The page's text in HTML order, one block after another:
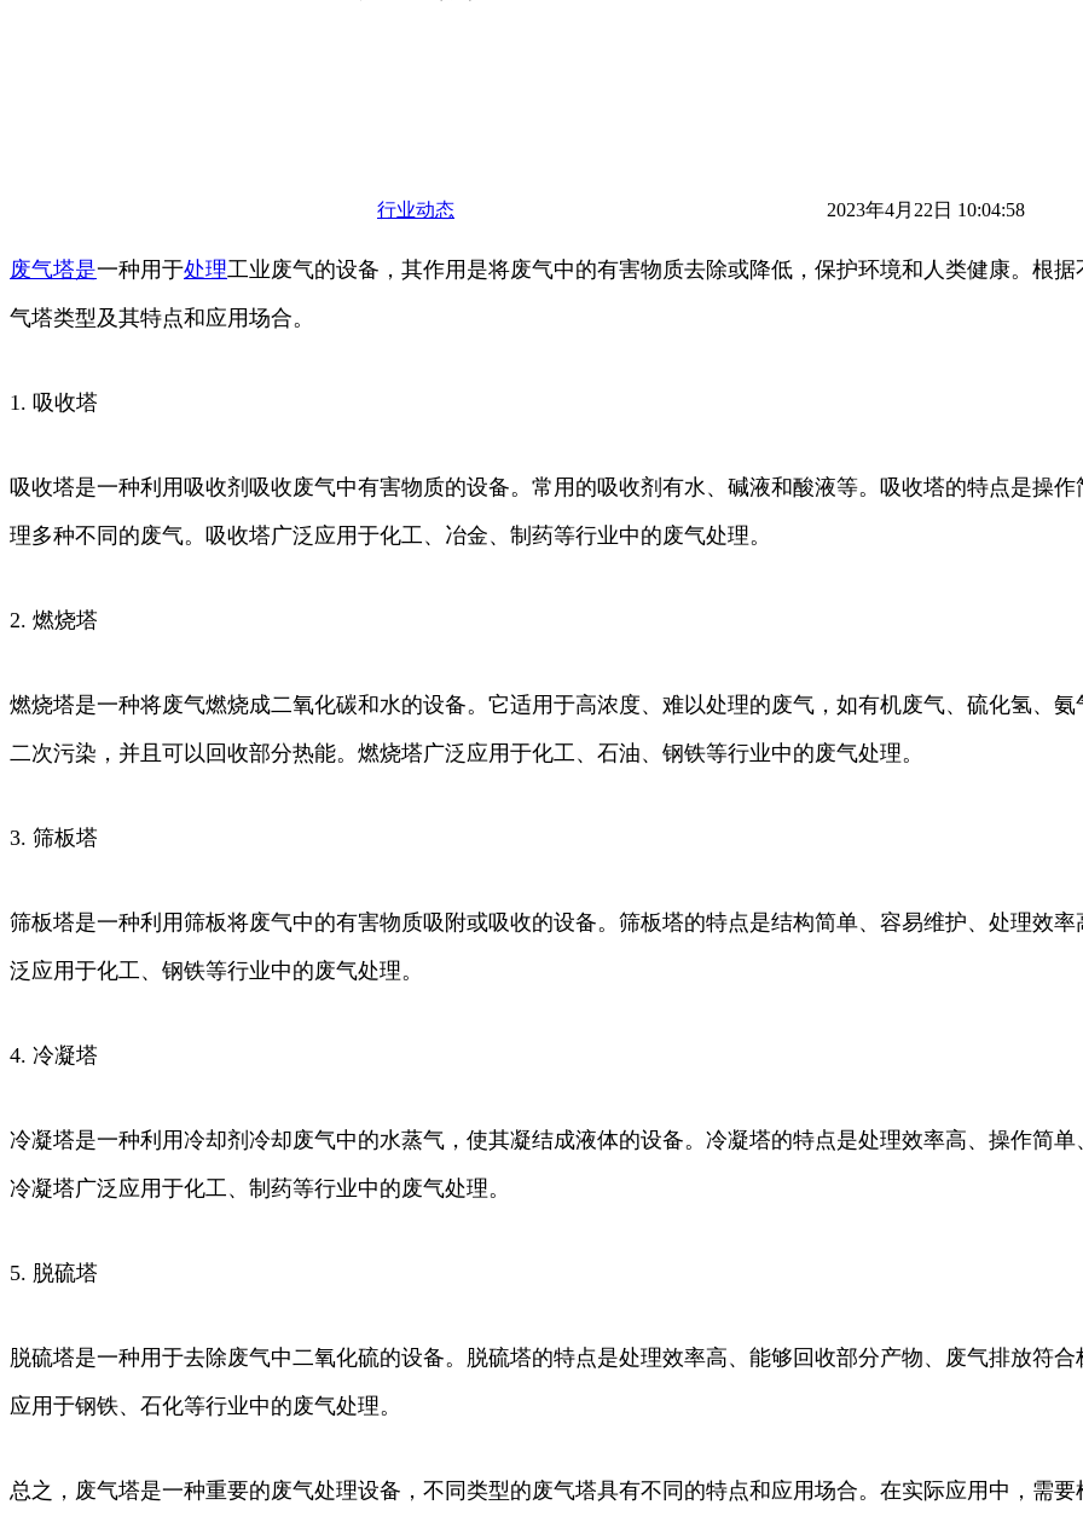
行业动态 2023年4月22日 10:04:58
废气塔是一种用于处理工业废气的设备，其作用是将废气中的有害物质去除或降低，保护环境和人类健康。根
气塔类型及其特点和应用场合。
1. 吸收塔
吸收塔是一种利用吸收剂吸收废气中有害物质的设备。常用的吸收剂有水、碱液和酸液等。吸收塔的特点是操
理多种不同的废气。吸收塔广泛应用于化工、冶金、制药等行业中的废气处理。
2. 燃烧塔
燃烧塔是一种将废气燃烧成二氧化碳和水的设备。它适用于高浓度、难以处理的废气，如有机废气、硫化氢、
二次污染，并且可以回收部分热能。燃烧塔广泛应用于化工、石油、钢铁等行业中的废气处理。
3. 筛板塔
筛板塔是一种利用筛板将废气中的有害物质吸附或吸收的设备。筛板塔的特点是结构简单、容易维护、处理效
泛应用于化工、钢铁等行业中的废气处理。
4. 冷凝塔
冷凝塔是一种利用冷却剂冷却废气中的水蒸气，使其凝结成液体的设备。冷凝塔的特点是处理效率高、操作简
冷凝塔广泛应用于化工、制药等行业中的废气处理。
5. 脱硫塔
脱硫塔是一种用于去除废气中二氧化硫的设备。脱硫塔的特点是处理效率高、能够回收部分产物、废气排放符
应用于钢铁、石化等行业中的废气处理。
总之，废气塔是一种重要的废气处理设备，不同类型的废气塔具有不同的特点和应用场合。在实际应用中，需